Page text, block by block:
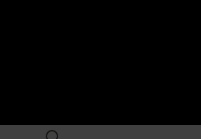
Rechercher :